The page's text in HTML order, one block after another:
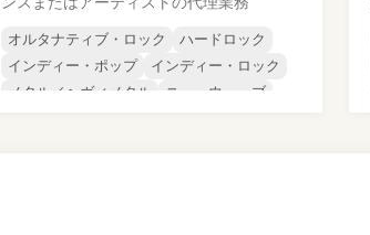
オルタナティブ・ロック
ハードロック
インディー・ポップ
インディー・ロック
メタル／ヘヴィメタル
ニューウェーブ